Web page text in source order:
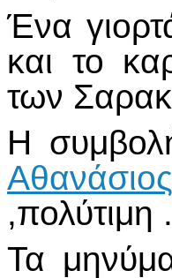
Ένα
και το
των
Η
,πολύτιμη .
Τα